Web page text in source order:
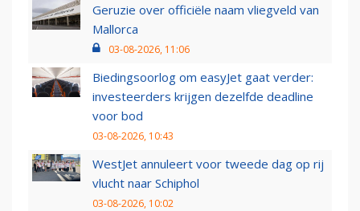
Geruzie over officiële naam vliegveld van
Mallorca
03-08-2026, 11:06
Biedingsoorlog om easyJet gaat verder:
investeerders krijgen dezelfde deadline
voor bod
03-08-2026, 10:43
WestJet annuleert voor tweede dag op rij
vlucht naar Schiphol
03-08-2026, 10:02